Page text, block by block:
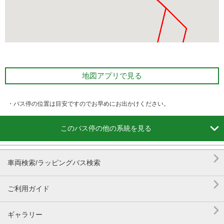
地図アプリで見る
・バス停の位置は目安ですのでお早めにお出かけください。
このバス停の他の系統を見る 
車両検索/ラッピングバス検索 
ご利用ガイド 
ギャラリー 